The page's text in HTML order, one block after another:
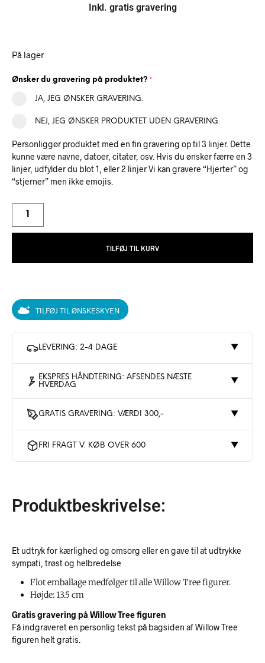
Inkl. gratis gravering
På lager
Ønsker du gravering på produktet? *
JA, JEG ØNSKER GRAVERING.
NEJ, JEG ØNSKER PRODUKTET UDEN GRAVERING.
Personliggør produktet med en fin gravering op til 3 linjer. Dette
kunne være navne, datoer, citater, osv. Hvis du ønsker færre en 3
linjer, udfylder du blot 1, eller 2 linjer Vi kan gravere “Hjerter” og
“stjerner” men ikke emojis.
TILFØJ TIL KURV
TILFØJ TIL ØNSKESKYEN
LEVERING: 2-4 DAGE ▼
EKSPRES HÅNDTERING: AFSENDES NÆSTE
HVERDAG
▼
GRATIS GRAVERING: VÆRDI 300,- ▼
FRI FRAGT V. KØB OVER 600 ▼
Produktbeskrivelse:
Et udtryk for kærlighed og omsorg eller en gave til at udtrykke
sympati, trøst og helbredelse
Flot emballage medfølger til alle Willow Tree figurer.
Højde: 13.5 cm
Gratis gravering på Willow Tree figuren
Få indgraveret en personlig tekst på bagsiden af Willow Tree
figuren helt gratis.